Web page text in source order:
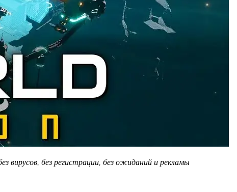
без регистрации, без ожиданий и рекламы